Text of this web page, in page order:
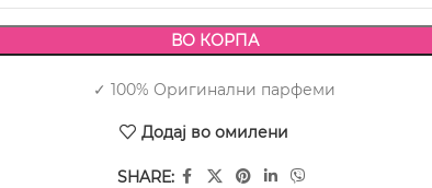
ВО КОРПА
✓ 100% Оригинални парфеми
Додај во омилени
SHARE: